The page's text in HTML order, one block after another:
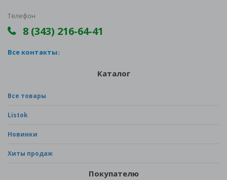
Телефон
8 (343) 216-64-41
Все контакты
Каталог
Все товары
Listok
Новинки
Хиты продаж
Покупателю